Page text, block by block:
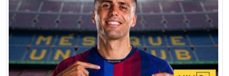
برشلونة
7:00 م
مباراة ودية
نوتنغهام فورست
8:00 م
مباراة ودية